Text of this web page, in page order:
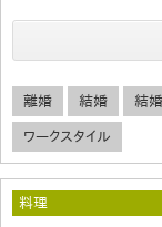
離婚 結婚 結
ワークスタイル
料理